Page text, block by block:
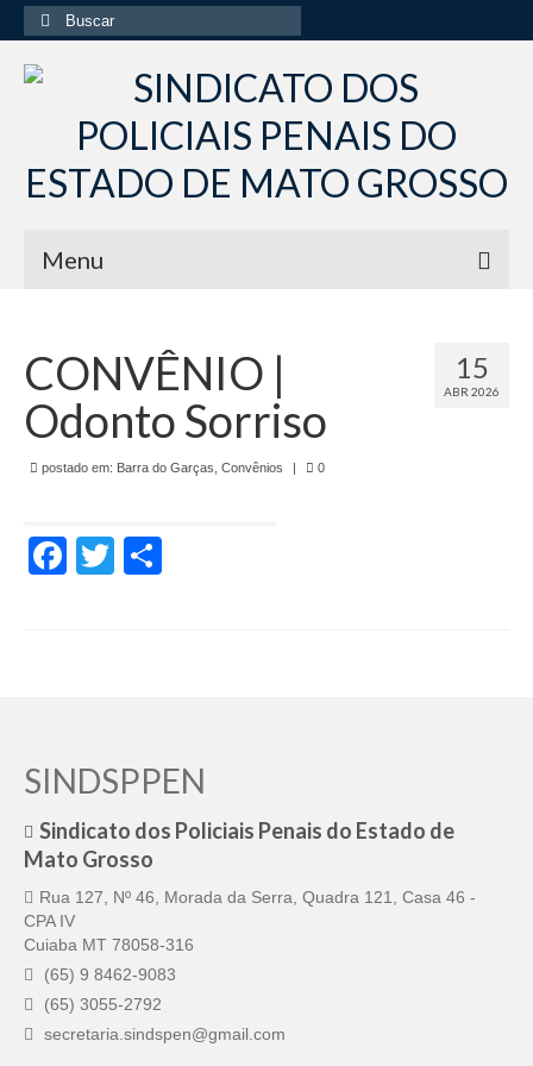
Buscar
por:
Menu
Institucional
Diretoria Sindsppen
Histórico do Sindsppen
de Mato Grosso
Notícias Gerais
Artigos
Esportes
Nota de Falecimento
15
ABR 2026
CONVÊNIO |
Odonto Sorriso
postado em: Barra do Garças Convênios | 0
Facebook
Twitter
SINDSPPEN
Sindicato dos Policiais Penais do Estado de
Mato Grosso
Rua 127, Nº 46, Morada da Serra, Quadra 121, Casa 46 -
CPA IV
Cuiaba MT 78058-316
(65) 9 8462-9083
(65) 3055-2792
secretaria.sindspen@gmail.com